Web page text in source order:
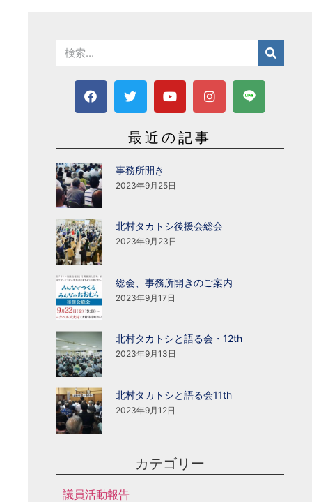
最近の記事
事務所開き
2023年9月25日
北村タカトシ後援会総会
2023年9月23日
総会、事務所開きのご案内
2023年9月17日
北村タカトシと語る会・12th
2023年9月13日
北村タカトシと語る会11th
2023年9月12日
カテゴリー
議員活動報告